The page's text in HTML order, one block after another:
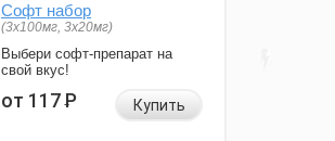
Софт набор
(3x100мг, 3x20мг)
Выбери софт-препарат на
свой вкус!
от 117Р Купить